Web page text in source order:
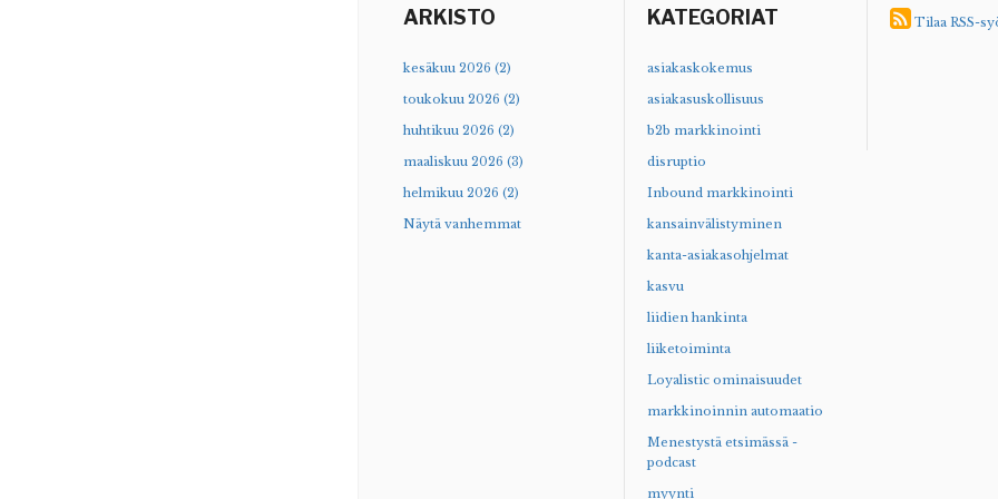
ARKISTO
kesäkuu 2026 (2)
toukokuu 2026 (2)
huhtikuu 2026 (2)
maaliskuu 2026 (3)
helmikuu 2026 (2)
Näytä vanhemmat
KATEGORIAT
asiakaskokemus
asiakasuskollisuus
b2b markkinointi
disruptio
Inbound markkinointi
kansainvälistyminen
kanta-asiakasohjelmat
kasvu
liidien hankinta
liiketoiminta
Loyalistic ominaisuudet
markkinoinnin automaatio
Menestystä etsimässä -
podcast
myynti
Tilaa RSS-